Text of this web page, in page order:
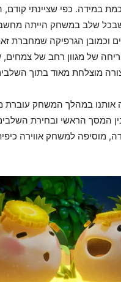
במידה. כפי שציינתי
שבכל שלב במשחק הייתה
וכמובן הגרפיקה שמחברת
של מגוון רחב של צמחים,
מוצלחת מאוד בתוך
אותנו במהלך המשחק עוברת
המסך הראשי ובחירת
מוסיפה למשחק אווירה